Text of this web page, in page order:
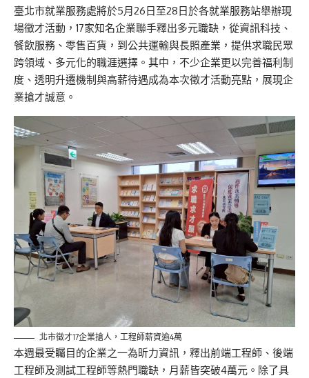
臺北市就業服務處將於5月26日至28日於各就業服務站舉辦現
場徵才活動，17家知名企業聯手釋出多元職缺，從資訊科技、
餐飲服務、零售百貨，到公共運輸與長照產業，提供求職民眾
跨領域、多元化的職涯選擇。其中，不少企業更以完善福利制
度、透明升遷機制與高薪待遇成為本次徵才活動亮點，展現企
業搶才誠意。
北市徵才17企業搶人，工程師薪資逾4萬
本週最受矚目的企業之一為昕力資訊，釋出前端工程師、後端
工程師及測試工程師等熱門職缺，月薪皆突破4萬元。除了具